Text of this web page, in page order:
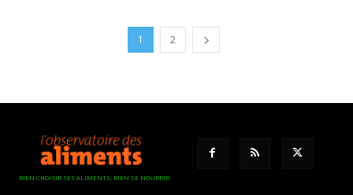
1 2
BIEN CHOISIR SES ALIMENTS, BIEN SE NOURRIR